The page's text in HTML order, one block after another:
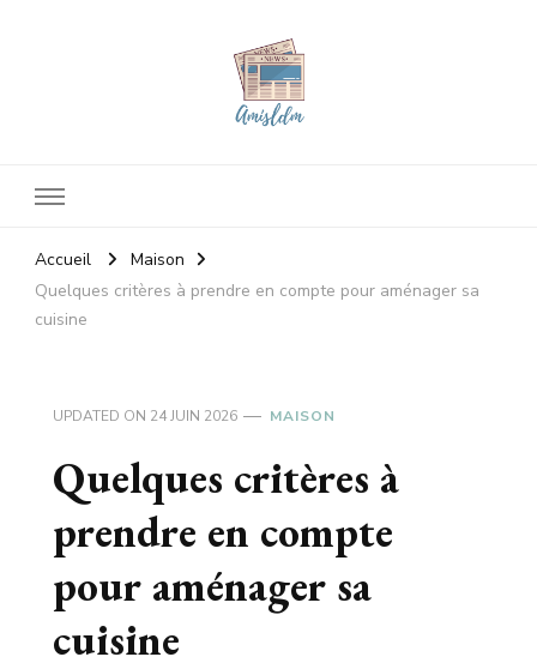
Accueil
Maison
Quelques critères à prendre en compte pour aménager sa
cuisine
UPDATED ON 24 JUIN 2026 MAISON
Quelques critères à
prendre en compte
pour aménager sa
cuisine